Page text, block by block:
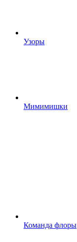
Узоры
Мимимишки
Команда флоры